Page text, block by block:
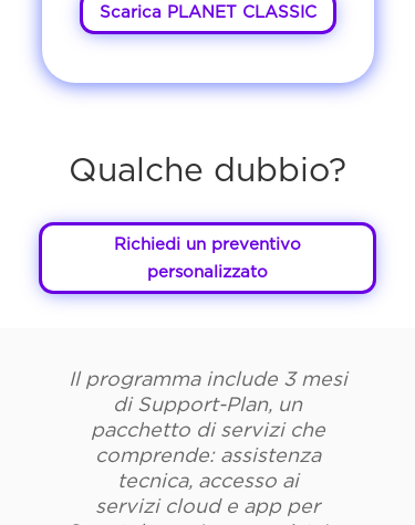
Scarica PLANET CLASSIC
Qualche dubbio?
Richiedi un preventivo
personalizzato
Il programma include 3 mesi
di Support-Plan, un
pacchetto di servizi che
comprende: assistenza
tecnica, accesso ai
servizi cloud e app per